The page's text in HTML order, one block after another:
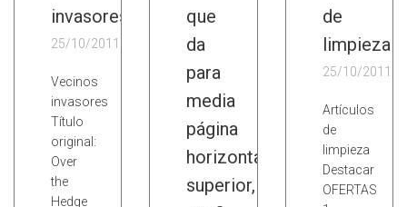
invasores
25/10/2011
Vecinos
invasores
Título
original:
Over
the
Hedge
que
da
para
media
página
horizontal
superior,
de
limpieza
25/10/2011
Artículos
de
limpieza
Destacar
OFERTAS